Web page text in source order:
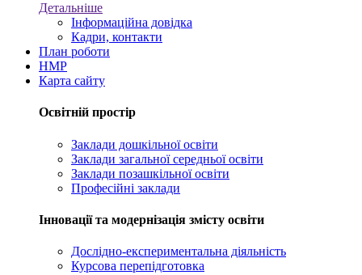
Детальніше
Інформаційна довідка
Кадри, контакти
План роботи
НМР
Карта сайту
Освітній простір
Заклади дошкільної освіти
Заклади загальної середньої освіти
Заклади позашкільної освіти
Професійні заклади
Інновації та модернізація змісту освіти
Дослідно-експериментальна діяльність
Курсова перепідготовка